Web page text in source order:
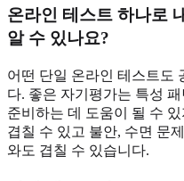
온라인 테스트 하나로
알 수 있나요?
어떤 단일 온라인 테스트도
다. 좋은 자기평가는 특성
준비하는 데 도움이 될 수
겹칠 수 있고 불안, 수면 문
와도 겹칠 수 있습니다.